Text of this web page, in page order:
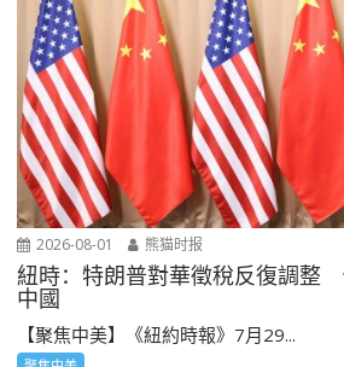
2026-08-01 熊猫时报
紐時：特朗普對華徵稅反復調整
中國
【聚焦中美】《紐約時報》7月29...